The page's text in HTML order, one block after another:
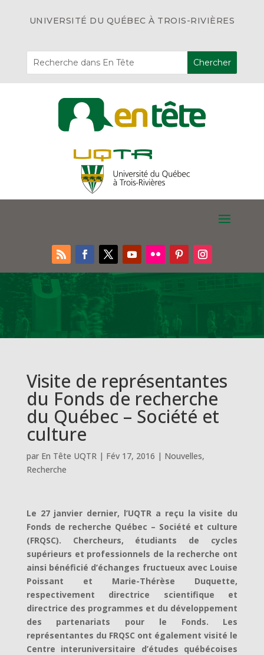
UNIVERSITÉ DU QUÉBEC À TROIS-RIVIÈRES
Visite de représentantes
du Fonds de recherche
du Québec – Société et
culture
par En Tête UQTR| Fév 17, 2016 | Nouvelles,
Recherche
Le 27 janvier dernier, l’UQTR a reçu la visite du
Fonds de recherche Québec – Société et culture
(FRQSC). Chercheurs, étudiants de cycles
supérieurs et professionnels de la recherche ont
ainsi bénéficié d’échanges fructueux avec Louise
Poissant et Marie-Thérèse Duquette,
respectivement directrice scientifique et
directrice des programmes et du développement
des partenariats pour le Fonds. Les
représentantes du FRQSC ont également visité le
Centre interuniversitaire d’études québécoises